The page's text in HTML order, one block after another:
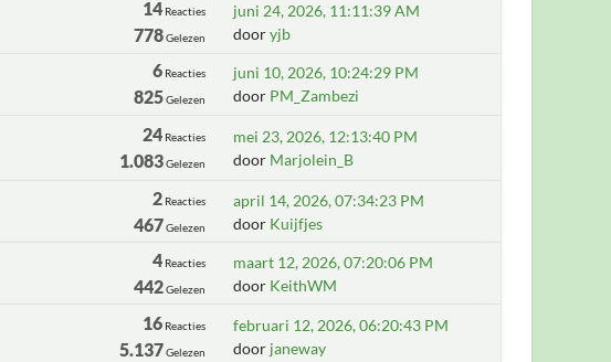
14 Reacties
778Gelezen
juni 24, 2026, 11:11:39 AM
dooryjb
6 Reacties
825Gelezen
juni 10, 2026, 10:24:29 PM
door PM_Zambezi
24 Reacties
1.083Gelezen
mei 23, 2026, 12:13:40 PM
door Marjolein_B
2 Reacties
467Gelezen
april 14, 2026, 07:34:23 PM
door Kuijfjes
4 Reacties
442Gelezen
maart 12, 2026, 07:20:06 PM
door KeithWM
16 Reacties
5.137Gelezen
februari 12, 2026, 06:20:43 PM
door janeway